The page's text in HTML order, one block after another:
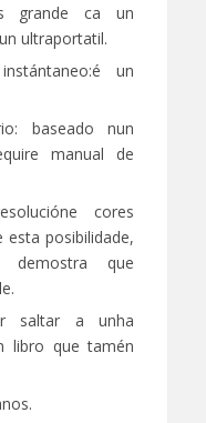
grande ca un
ultraportatil.
un
baseado nun
manual de
cores
esta posibilidade,
que
saltar a unha
libro que tamén